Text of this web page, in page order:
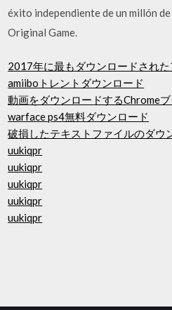
éxito independiente de un millón
Original Game.
2017年に最もダウンロードされ
amiiboトレントダウンロード
動画をダウンロードするChrome
warface ps4無料ダウンロード
破損したテキストファイルのダウ
uukiqpr
uukiqpr
uukiqpr
uukiqpr
uukiqpr